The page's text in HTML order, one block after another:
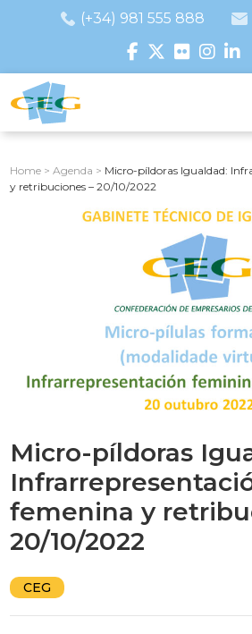
(+34) 981 555 888
Home >Agenda > Micro-píldoras Igualdad:
y retribuciones – 20/10/2022
Micro-píldoras
femenina y
20/10/2022
CEG